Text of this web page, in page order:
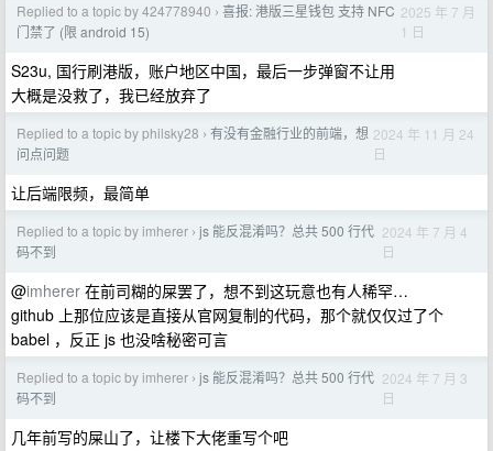
Replied to a topic by 424778940 › 喜报: 港版三星钱包 支持 NFC
门禁了 (限 android 15)
2025 年 7 月
1 日
S23u, 国行刷港版，账户地区中国，最后一步弹窗不让用
大概是没救了，我已经放弃了
Replied to a topic by philsky28 › 有没有金融行业的前端，想
问点问题
2024 年 11 月 24
日
让后端限频，最简单
Replied to a topic by imherer › js 能反混淆吗？总共 500 行代
码不到
2024 年 7 月 4
日
@imherer 在前司糊的屎罢了，想不到这玩意也有人稀罕…
github 上那位应该是直接从官网复制的代码，那个就仅仅过了个
babel ，反正 js 也没啥秘密可言
Replied to a topic by imherer › js 能反混淆吗？总共 500 行代
码不到
2024 年 7 月 3
日
几年前写的屎山了，让楼下大佬重写个吧